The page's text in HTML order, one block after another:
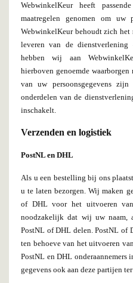
WebwinkelKeur heeft
maatregelen genomen om uw
WebwinkelKeur behoudt zich
leveren van de
hebben wij aan
hierboven genoemde
van uw persoonsgegevens
onderdelen van de
inschakelt.
Verzenden en logistiek
PostNL en DHL
Als u een bestelling bij ons
u te laten bezorgen. Wij maken
of DHL voor het uitvoeren
noodzakelijk dat wij uw naam,
PostNL of DHL delen. PostNL of
ten behoeve van het uitvoeren
PostNL en DHL
gegevens ook aan deze partijen